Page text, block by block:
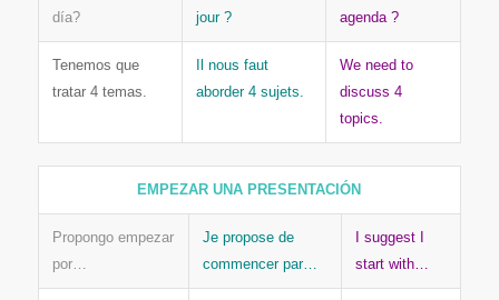
día?
jour ?
agenda ?
Tenemos que
tratar 4 temas.
Il nous faut
aborder 4 sujets.
We need to
discuss 4
topics.
EMPEZAR UNA PRESENTACIÓN
Propongo empezar
por…
Je propose de
commencer par…
I suggest I
start with…